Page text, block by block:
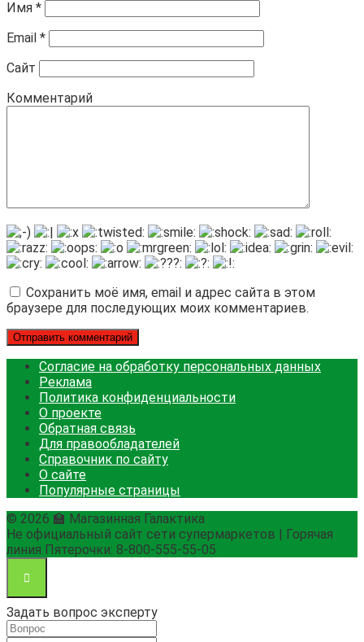
Имя *
Email *
Сайт
Комментарий
Сохранить моё имя, email и адрес сайта в этом
браузере для последующих моих комментариев.
Согласие на обработку персональных данных
Реклама
Политика конфиденциальности
О проекте
Обратная связь
Для правообладателей
Справочник по сайту
О сайте
Популярные страницы
© 2026 🏫 Магазинная Галактика
Не официальный сайт сети супермаркетов | Горячая
линия Пятерочки: 8-800-555-55-05
Задать вопрос эксперту